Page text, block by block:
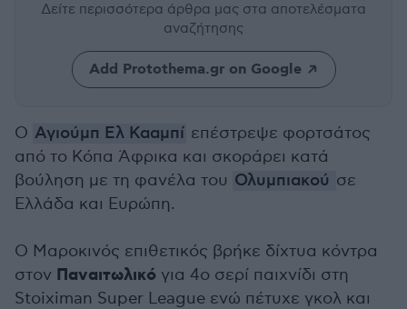
Δείτε περισσότερα άρθρα μας στα αποτελέσματα
αναζήτησης
Add Protothema.gr on Google
Ο Αγιούμπ Ελ Κααμπί επέστρεψε φορτσάτος
από το Κόπα Άφρικα και σκοράρει κατά
βούληση με τη φανέλα του Ολυμπιακού σε
Ελλάδα και Ευρώπη.
Ο Μαροκινός επιθετικός βρήκε δίχτυα κόντρα
στον Παναιτωλικό για 4ο σερί παιχνίδι στη
Stoiximan Super League ενώ πέτυχε γκολ και